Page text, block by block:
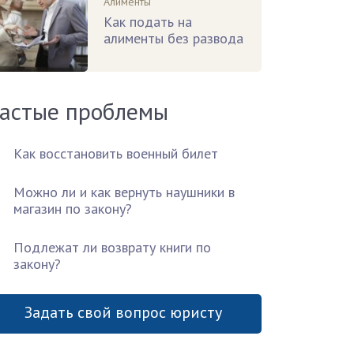
Как подать на
алименты без развода
проблемы
Как восстановить военный билет
Можно ли и как вернуть наушники в
магазин по закону?
Подлежат ли возврату книги по
закону?
Задать свой вопрос юристу